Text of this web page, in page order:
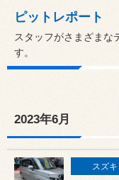
ピットレポート
スタッフがさまざまな
す。
2023年6月
スズキ